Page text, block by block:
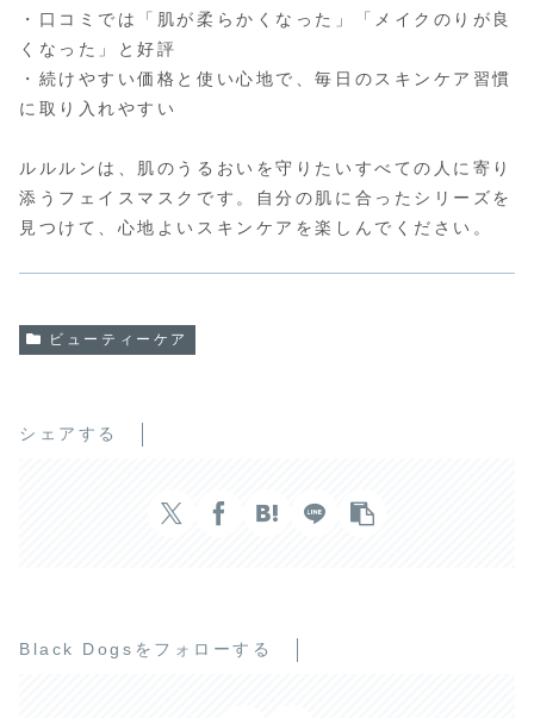
・口コミでは「肌が柔らかくなった」「メイクのりが良
くなった」と好評
・続けやすい価格と使い心地で、毎日のスキンケア習慣
に取り入れやすい
ルルルンは、肌のうるおいを守りたいすべての人に寄り
添うフェイスマスクです。自分の肌に合ったシリーズを
見つけて、心地よいスキンケアを楽しんでください。
ビューティーケア
シェアする
Black Dogsをフォローする